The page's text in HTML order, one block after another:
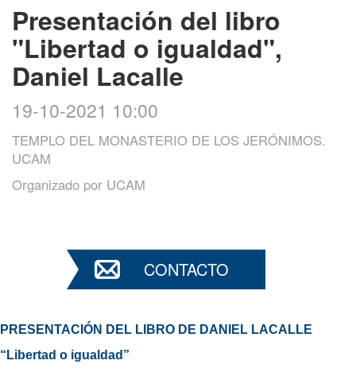
Presentación del libro
"Libertad o igualdad",
Daniel Lacalle
19-10-2021 10:00
TEMPLO DEL MONASTERIO DE LOS JERÓNIMOS.
UCAM
Organizado por UCAM
CONTACTO
PRESENTACIÓN DEL LIBRO DE DANIEL LACALLE
“Libertad o igualdad”